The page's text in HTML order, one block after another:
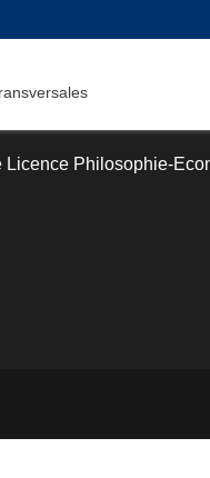
Licence Philosophie-